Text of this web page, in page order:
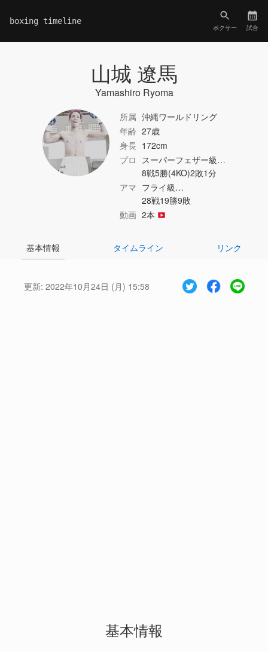
boxing timeline
ボクサー 試合
山城 遼馬
Yamashiro Ryoma
所属 沖縄ワールドリング
年齢 27歳
身長 172cm
プロ スーパーフェザー級…
8戦5勝(4KO)2敗1分
アマ フライ級…
28戦19勝9敗
動画 2本
基本情報 タイムライン リンク
更新: 2022年10月24日 (月) 15:58
基本情報